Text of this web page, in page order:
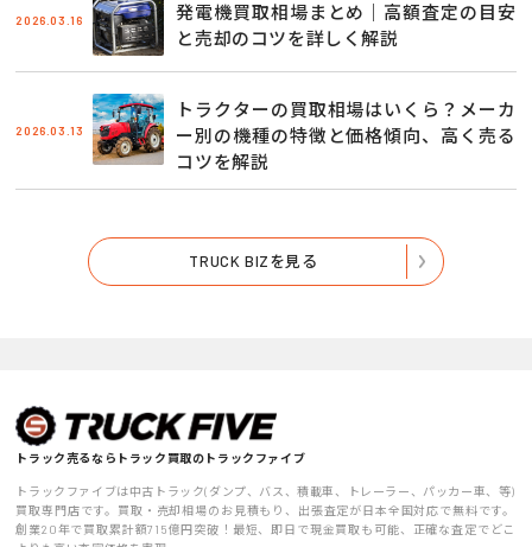
2026.03.16
発電機買取相場まとめ｜高額査定の目安
と売却のコツを詳しく解説
2026.03.13
トラクターの買取相場はいくら？メーカ
ー別の機種の特徴と価格傾向、高く売る
コツを解説
TRUCK BIZを見る
トラック売るならトラック買取のトラックファイブ
トラックファイブは中古トラック(ダンプ、バス、積載車、トレーラー、パッカー車、等)
買取専門店です。買取・売却相場のお見積もり、出張査定が日本全国対応で無料です。
創業20年で買取累計額715億円突破！最短、即日で現金買取も可能、正確な査定でどこ